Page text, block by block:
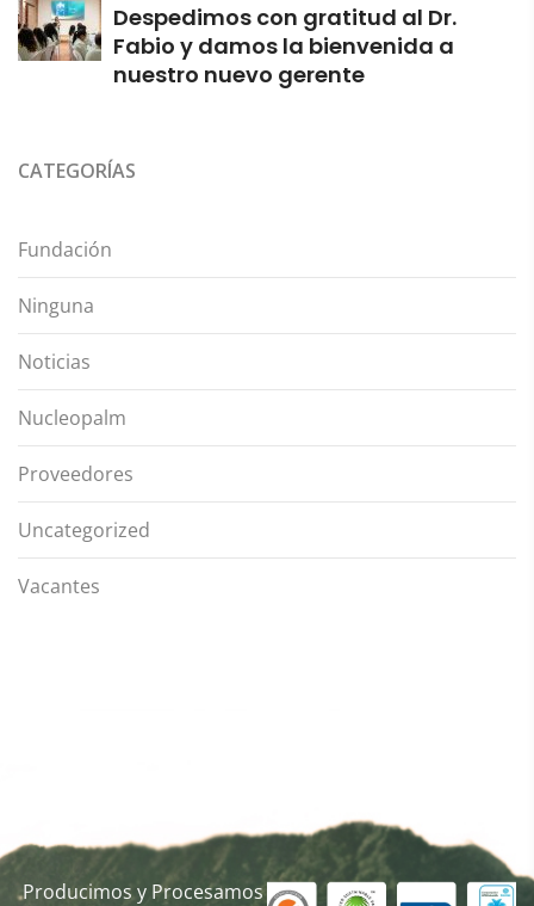
Despedimos con gratitud al Dr.
Fabio y damos la bienvenida a
nuestro nuevo gerente
CATEGORÍAS
Fundación
Ninguna
Noticias
Nucleopalm
Proveedores
Uncategorized
Vacantes
Producimos y Procesamos